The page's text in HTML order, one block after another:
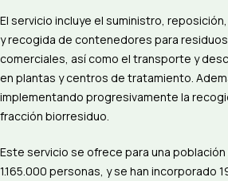
El servicio incluye el suministro,
y recogida de contenedores para
comerciales, así como el transporte y
en plantas y centros de tratamiento.
implementando progresivamente la
fracción biorresiduo.
Este servicio se ofrece para una
1.165.000 personas, y se han incorporado